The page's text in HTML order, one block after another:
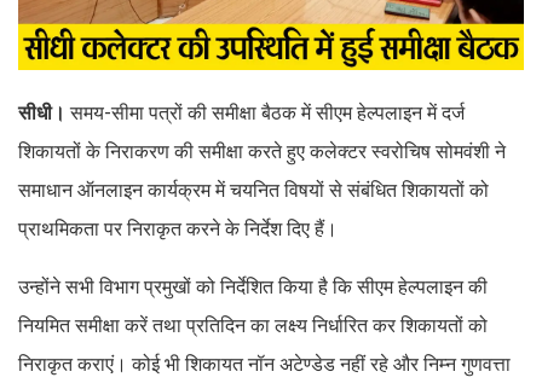
सीधी। समय-सीमा पत्रों की समीक्षा बैठक में सीएम हेल्पलाइन में दर्ज
शिकायतों के निराकरण की समीक्षा करते हुए कलेक्टर स्वरोचिष सोमवंशी ने
समाधान ऑनलाइन कार्यक्रम में चयनित विषयों से संबंधित शिकायतों को
प्राथमिकता पर निराकृत करने के निर्देश दिए हैं।
उन्होंने सभी विभाग प्रमुखों को निर्देशित किया है कि सीएम हेल्पलाइन की
नियमित समीक्षा करें तथा प्रतिदिन का लक्ष्य निर्धारित कर शिकायतों को
निराकृत कराएं। कोई भी शिकायत नॉन अटेण्डेड नहीं रहे और निम्न गुणवत्ता